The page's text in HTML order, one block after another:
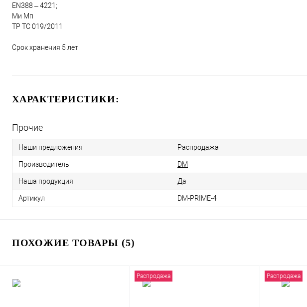
EN388 – 4221;
Ми Мп
ТР ТС 019/2011
Срок хранения 5 лет
ХАРАКТЕРИСТИКИ:
Прочие
Наши предложения Распродажа
Производитель DM
Наша продукция Да
Артикул DM-PRIME-4
ПОХОЖИЕ ТОВАРЫ (5)
Распродажа Распродажа